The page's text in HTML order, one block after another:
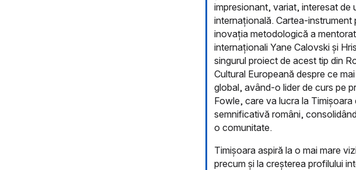
impresionant, variat, interesat de
internațională. Cartea-instrument
inovația metodologică a
internaționali Yane Calovski și
singurul proiect de acest tip din
Cultural Europeană despre ce
global, având-o lider de curs pe
Fowle, care va lucra la
semnificativă români,
o comunitate.
Timișoara aspiră la o mai mare
precum și la creșterea profilului